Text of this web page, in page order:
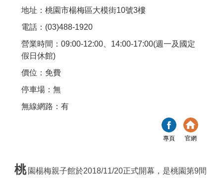
地址：桃園市楊梅區大模街10號3樓
電話：(03)488-1920
營業時間：09:00-12:00、14:00-17:00(週一及國定
假日休館)
價位：免費
停車場：無
無線網路：有
專頁 官網
桃 園楊梅親子館於2018/11/20正式開幕，是桃園第9間